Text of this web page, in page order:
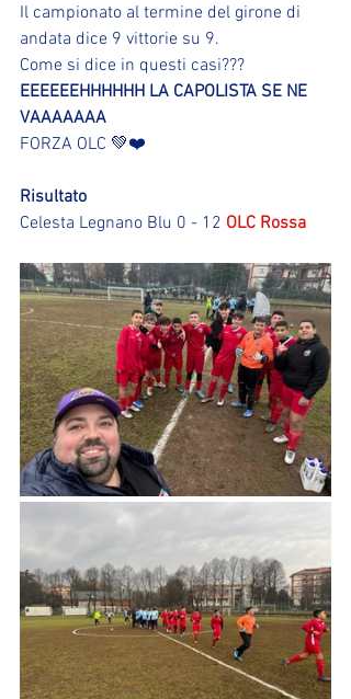
Il campionato al termine del girone di
andata dice 9 vittorie su 9.
Come si dice in questi casi???
EEEEEEHHHHHH LA CAPOLISTA SE NE
VAAAAAAA
FORZA OLC 💚❤️
Risultato
Celesta Legnano Blu 0 - 12 OLC Rossa